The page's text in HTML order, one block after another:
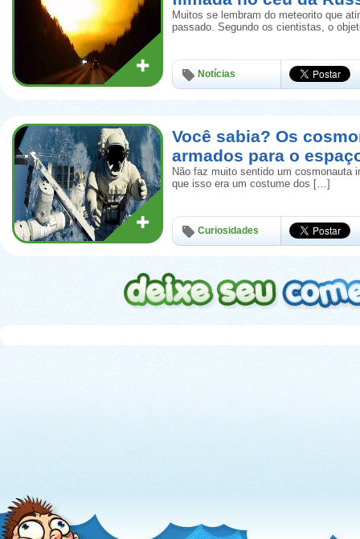
Muitos se lembram do meteorito que
passado. Segundo os cientistas, o
Notícias
Você sabia? Os
armados para o
Não faz muito sentido um cosmonauta
que isso era um costume dos […]
Curiosidades